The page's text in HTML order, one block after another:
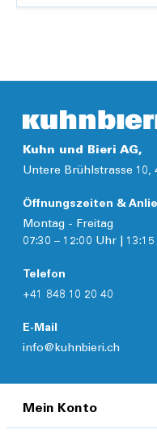
Kuhn und Bieri AG,
Untere Brühlstrasse 10,
Öffnungszeiten &
Montag - Freitag
07:30 – 12:00 Uhr |
Telefon
+41 848 10 20 40
E-Mail
info@kuhnbieri.ch
Mein Konto